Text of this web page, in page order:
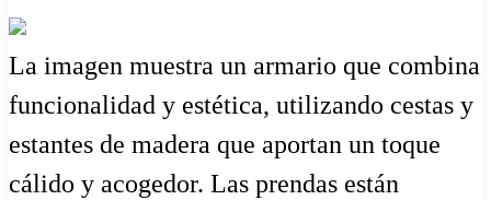
La imagen muestra un armario que combina
funcionalidad y estética, utilizando cestas y
estantes de madera que aportan un toque
cálido y acogedor. Las prendas están